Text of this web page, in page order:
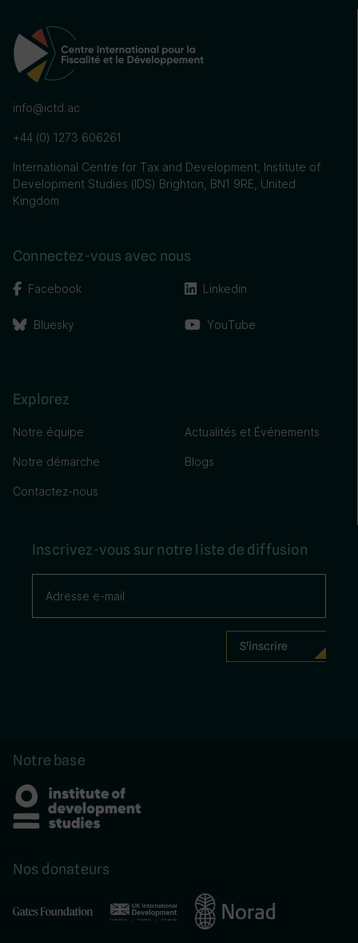
info@ictd.ac
+44 (0) 1273 606261
International Centre for Tax and Development, Institute of
Development Studies (IDS) Brighton, BN1 9RE, United
Kingdom
Connectez-vous avec nous
Facebook
Bluesky
Linkedin
YouTube
Explorez
Notre équipe
Notre démarche
Contactez-nous
Actualités et Événements
Blogs
Inscrivez-vous sur notre liste de diffusion
Notre base
Nos donateurs